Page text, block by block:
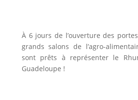
À 6 jours de l’ouverture des
grands salons de l’agro-
sont prêts à représenter le
Guadeloupe !